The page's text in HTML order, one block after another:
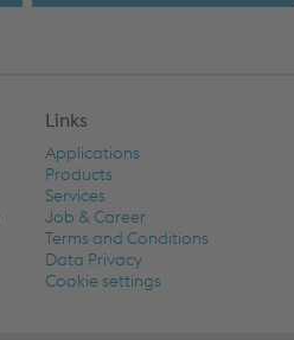
Links
Applications
Products
Services
Job & Career
Terms and Conditions
Data Privacy
Cookie settings